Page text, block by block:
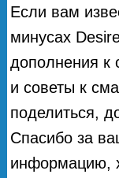
Если вам
минусах
дополнения к
и советы к
поделиться,
Спасибо за
информацию,